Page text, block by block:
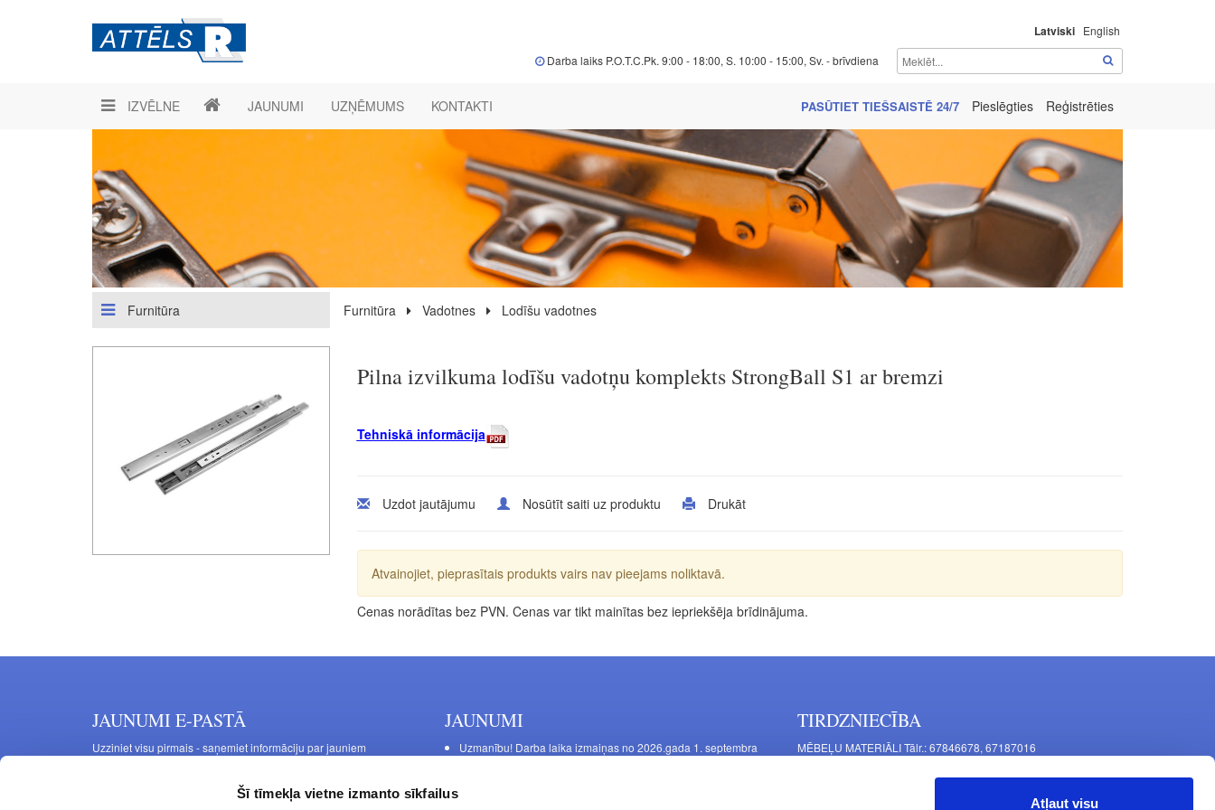
Šī tīmekļa vietne izmanto sīkfailus
Atļaut visu
Latviski English
Darba laiks P.O.T.C.Pk. 9:00 - 18:00, S. 10:00 - 15:00, Sv. - brīvdiena
IZVĒLNE JAUNUMI UZŅĒMUMS KONTAKTI PASŪTIET TIEŠSAISTĒ 24/7 Pieslēgties Reģistrēties
Furnitūra Furnitūra Vadotnes Lodīšu vadotnes
Pilna izvilkuma lodīšu vadotņu komplekts StrongBall S1 ar bremzi
Tehniskā informācija
Uzdot jautājumu Nosūtīt saiti uz produktu Drukāt
Atvainojiet, pieprasītais produkts vairs nav pieejams noliktavā.
Cenas norādītas bez PVN. Cenas var tikt mainītas bez iepriekšēja brīdinājuma.
JAUNUMI E-PASTĀ
Uzziniet visu pirmais - saņemiet informāciju par jauniem
JAUNUMI
Uzmanību! Darba laika izmaiņas no 2026.gada 1. septembra
TIRDZNIECĪBA
MĒBEĻU MATERIĀLI Tālr.: 67846678, 67187016
Mašīnu iela 11, Rīga, LV-1063, Latvija